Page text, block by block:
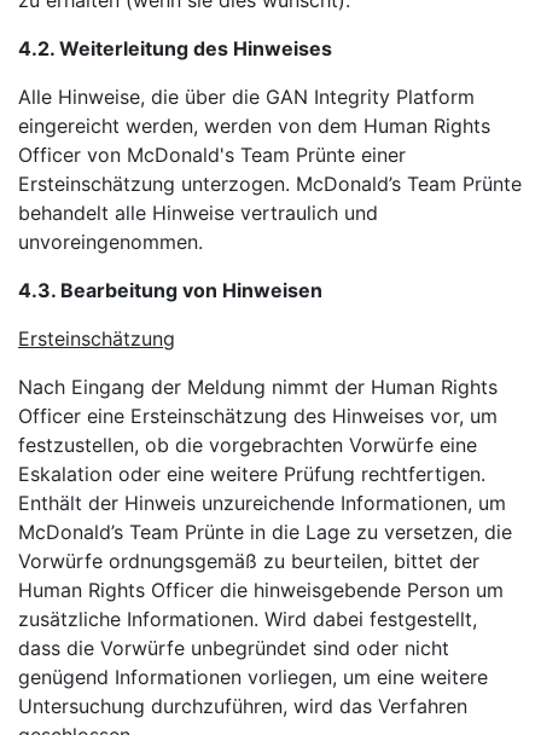
4.2. Weiterleitung des Hinweises
Alle Hinweise, die über die GAN Integrity Platform
eingereicht werden, werden von dem Human Rights
Officer von McDonald's Team Prünte einer
Ersteinschätzung unterzogen. McDonald’s Team Prünte
behandelt alle Hinweise vertraulich und
unvoreingenommen.
4.3. Bearbeitung von Hinweisen
Ersteinschätzung
Nach Eingang der Meldung nimmt der Human Rights
Officer eine Ersteinschätzung des Hinweises vor, um
festzustellen, ob die vorgebrachten Vorwürfe eine
Eskalation oder eine weitere Prüfung rechtfertigen.
Enthält der Hinweis unzureichende Informationen, um
McDonald’s Team Prünte in die Lage zu versetzen, die
Vorwürfe ordnungsgemäß zu beurteilen, bittet der
Human Rights Officer die hinweisgebende Person um
zusätzliche Informationen. Wird dabei festgestellt,
dass die Vorwürfe unbegründet sind oder nicht
genügend Informationen vorliegen, um eine weitere
Untersuchung durchzuführen, wird das Verfahren